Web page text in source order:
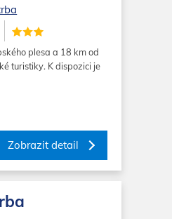
plesa a 18 km od
turistiky. K dispozici je
Zobrazit detail